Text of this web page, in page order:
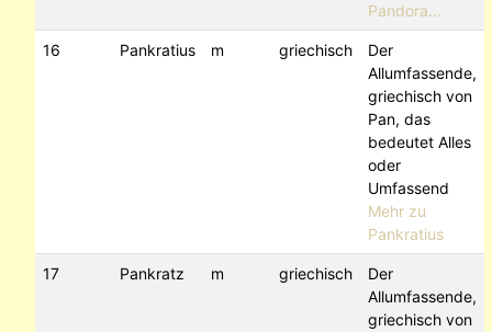
Pandora...
16 Pankratius m griechisch
Der
Allumfassende,
griechisch von
Pan, das
bedeutet Alles
oder
Umfassend
Mehr zu
Pankratius
17 Pankratz m griechisch
Der
Allumfassende,
griechisch von